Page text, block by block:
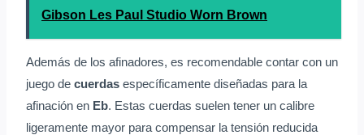
Gibson Les Paul Studio Worn Brown
Además de los afinadores, es recomendable contar con un
juego de cuerdas específicamente diseñadas para la
afinación en Eb. Estas cuerdas suelen tener un calibre
ligeramente mayor para compensar la tensión reducida